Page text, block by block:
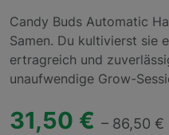
Candy Buds Automatic
Samen. Du kultivierst sie
ertragreich und
unaufwendige Grow-
31,50 € – 86,50 €